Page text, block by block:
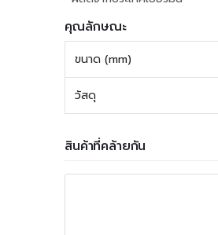
คุณลักษณะ
ขนาด (mm)
วัสดุ
สินค้าที่คล้ายกัน